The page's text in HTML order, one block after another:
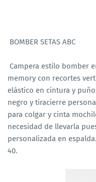
BOMBER SETAS ABC
Campera estilo bomber
memory con recortes
elástico en cintura y
negro y tiracierre
para colgar y cinta
necesidad de llevarla
personalizada en
40.